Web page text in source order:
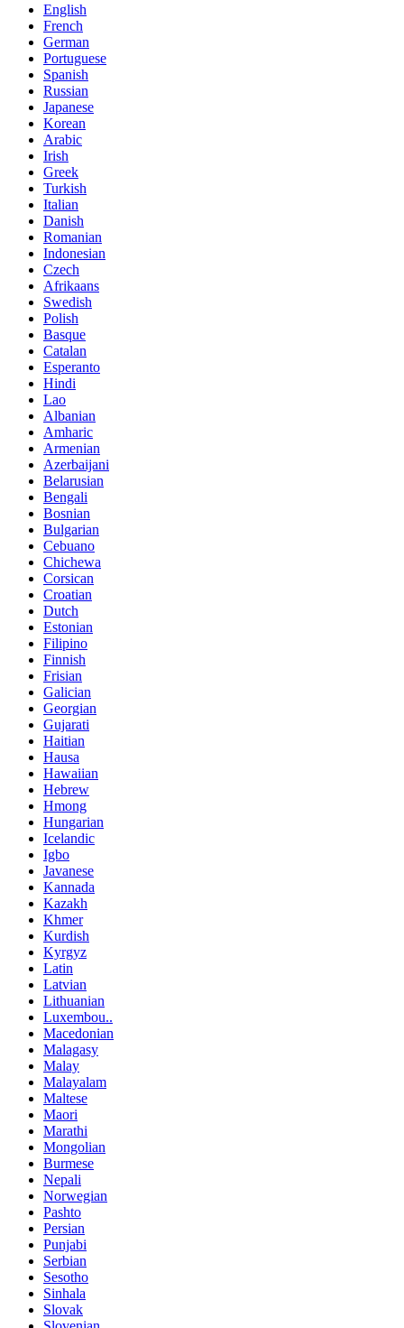
English
French
German
Portuguese
Spanish
Russian
Japanese
Korean
Arabic
Irish
Greek
Turkish
Italian
Danish
Romanian
Indonesian
Czech
Afrikaans
Swedish
Polish
Basque
Catalan
Esperanto
Hindi
Lao
Albanian
Amharic
Armenian
Azerbaijani
Belarusian
Bengali
Bosnian
Bulgarian
Cebuano
Chichewa
Corsican
Croatian
Dutch
Estonian
Filipino
Finnish
Frisian
Galician
Georgian
Gujarati
Haitian
Hausa
Hawaiian
Hebrew
Hmong
Hungarian
Icelandic
Igbo
Javanese
Kannada
Kazakh
Khmer
Kurdish
Kyrgyz
Latin
Latvian
Lithuanian
Luxembou..
Macedonian
Malagasy
Malay
Malayalam
Maltese
Maori
Marathi
Mongolian
Burmese
Nepali
Norwegian
Pashto
Persian
Punjabi
Serbian
Sesotho
Sinhala
Slovak